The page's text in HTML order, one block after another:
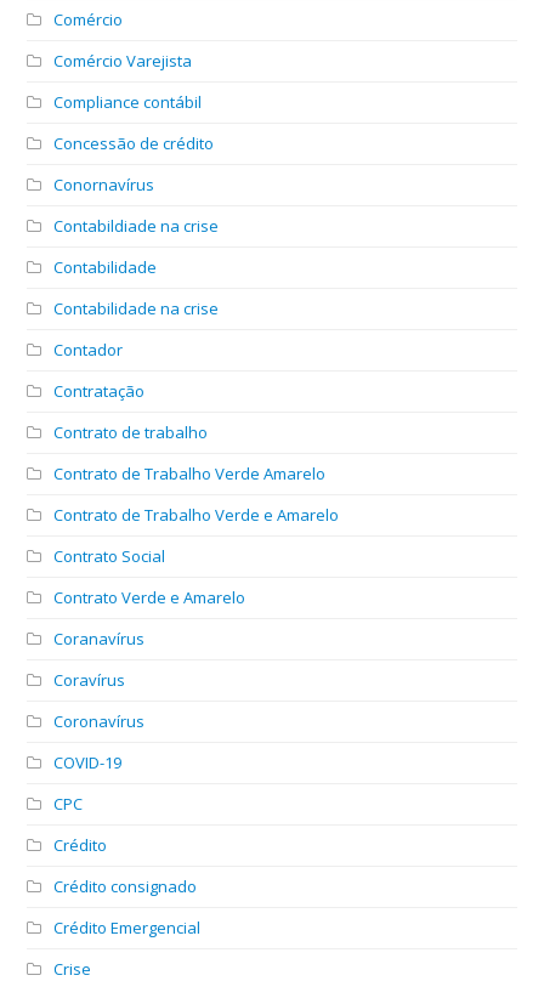
Comércio
Comércio Varejista
Compliance contábil
Concessão de crédito
Conornavírus
Contabildiade na crise
Contabilidade
Contabilidade na crise
Contador
Contratação
Contrato de trabalho
Contrato de Trabalho Verde Amarelo
Contrato de Trabalho Verde e Amarelo
Contrato Social
Contrato Verde e Amarelo
Coranavírus
Coravírus
Coronavírus
COVID-19
CPC
Crédito
Crédito consignado
Crédito Emergencial
Crise